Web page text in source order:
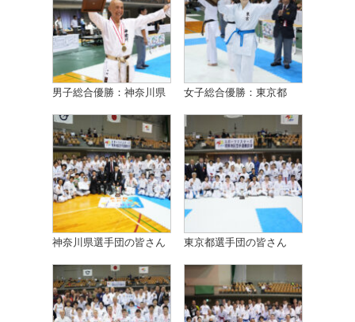
男子総合優勝：神奈川県 女子総合優勝：東京都
神奈川県選手団の皆さん 東京都選手団の皆さん